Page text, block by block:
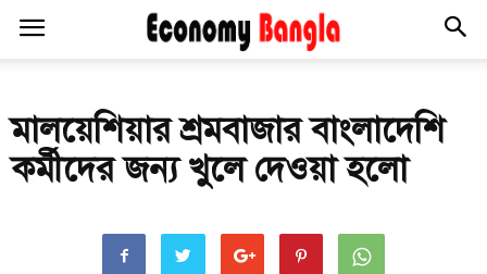
মালয়েশিয়ার শ্রমবাজার বাংলাদেশি
কর্মীদের জন্য খুলে দেওয়া হলো